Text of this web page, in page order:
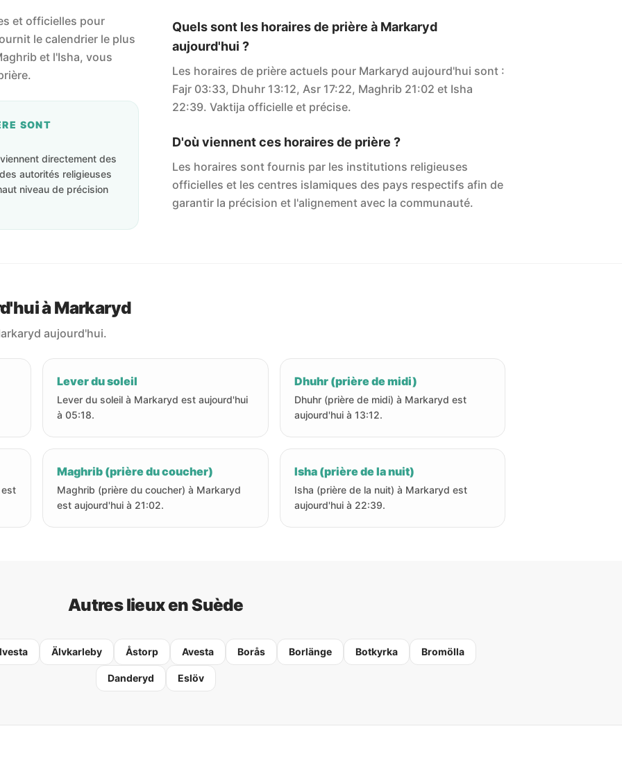
et officielles pour
le calendrier le plus
et l'Isha, vous
SONT
directement des
autorités religieuses
niveau de précision
Quels sont les horaires de prière à Markaryd
aujourd'hui ?
Les horaires de prière actuels pour Markaryd aujourd'hui sont :
Fajr 03:33, Dhuhr 13:12, Asr 17:22, Maghrib 21:02 et Isha
22:39. Vaktija officielle et précise.
D'où viennent ces horaires de prière ?
Les horaires sont fournis par les institutions religieuses
officielles et les centres islamiques des pays respectifs afin de
garantir la précision et l'alignement avec la communauté.
à Markaryd
aujourd'hui.
Lever du soleil
Lever du soleil à Markaryd est aujourd'hui
à 05:18.
Dhuhr (prière de midi)
Dhuhr (prière de midi) à Markaryd est
aujourd'hui à 13:12.
Maghrib (prière du coucher)
Maghrib (prière du coucher) à Markaryd
est aujourd'hui à 21:02.
Isha (prière de la nuit)
Isha (prière de la nuit) à Markaryd est
aujourd'hui à 22:39.
Autres lieux en Suède
Älvkarleby Åstorp Avesta Borås Borlänge Botkyrka Bromölla
Danderyd Eslöv